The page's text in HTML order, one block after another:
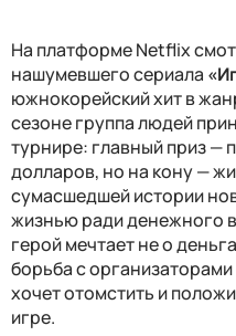
На платформе Netflix
нашумевшего сериала
южнокорейский хит в
сезоне группа людей
турнире: главный приз —
долларов, но на кону —
сумасшедшей истории
жизнью ради денежного
герой мечтает не о
борьба с
хочет отомстить и
игре.